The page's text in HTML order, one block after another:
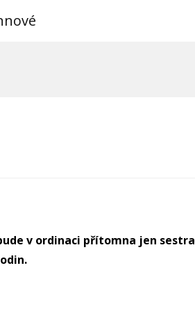
bude v ordinaci přítomna jen